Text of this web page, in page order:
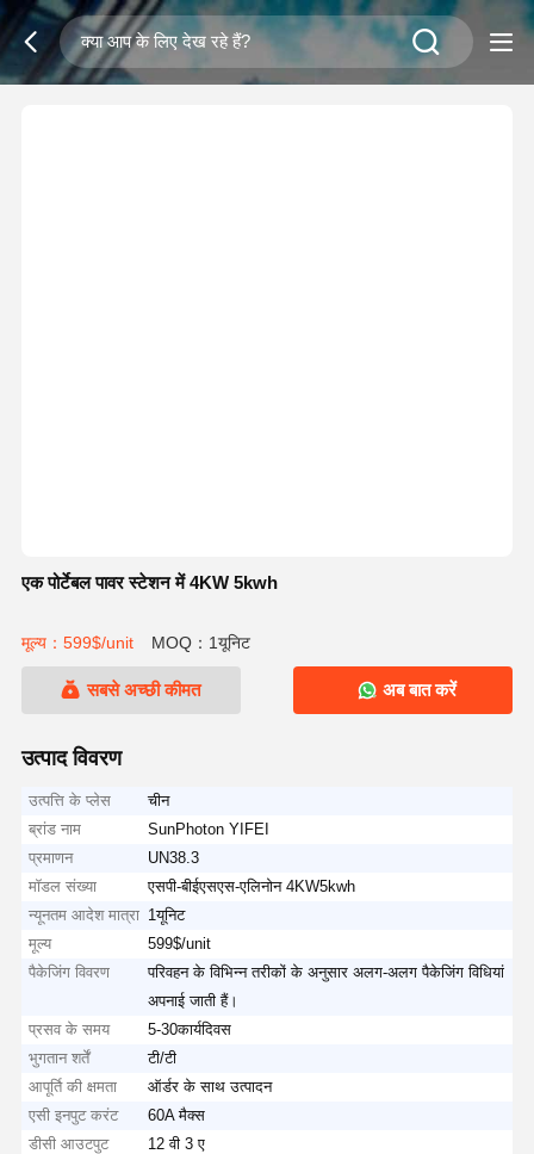
एक पोर्टेबल पावर स्टेशन में 4KW 5kwh
मूल्य：599$/unit MOQ：1यूनिट
सबसे अच्छी कीमत अब बात करें
उत्पाद विवरण
उत्पत्ति के प्लेस
चीन
ब्रांड नाम
SunPhoton YIFEI
प्रमाणन
UN38.3
मॉडल संख्या
एसपी-बीईएसएस-एलिनोन 4KW5kwh
न्यूनतम आदेश मात्रा 1यूनिट
मूल्य
599$/unit
पैकेजिंग विवरण
परिवहन के विभिन्न तरीकों के अनुसार अलग-अलग पैकेजिंग विधियां
अपनाई जाती हैं।
प्रसव के समय
5-30कार्यदिवस
भुगतान शर्तें
टी/टी
आपूर्ति की क्षमता
ऑर्डर के साथ उत्पादन
एसी इनपुट करंट
60A मैक्स
डीसी आउटपुट
12 वी 3 ए